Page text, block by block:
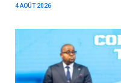
4 AOÛT 2026